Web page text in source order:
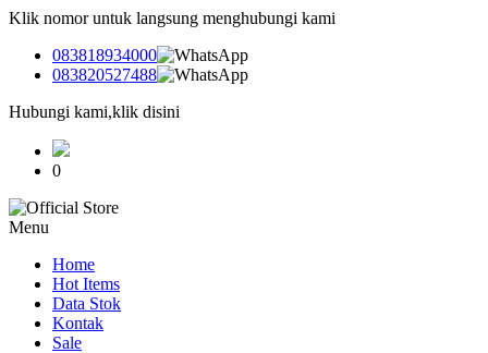
Klik nomor untuk langsung menghubungi kami
083818934000
083820527488
Hubungi kami,klik disini
0
Menu
Home
Hot Items
Data Stok
Kontak
Sale